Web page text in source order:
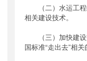
（二）水运工程
相关建设技术。
（三）加快建设
国标准“走出去”相